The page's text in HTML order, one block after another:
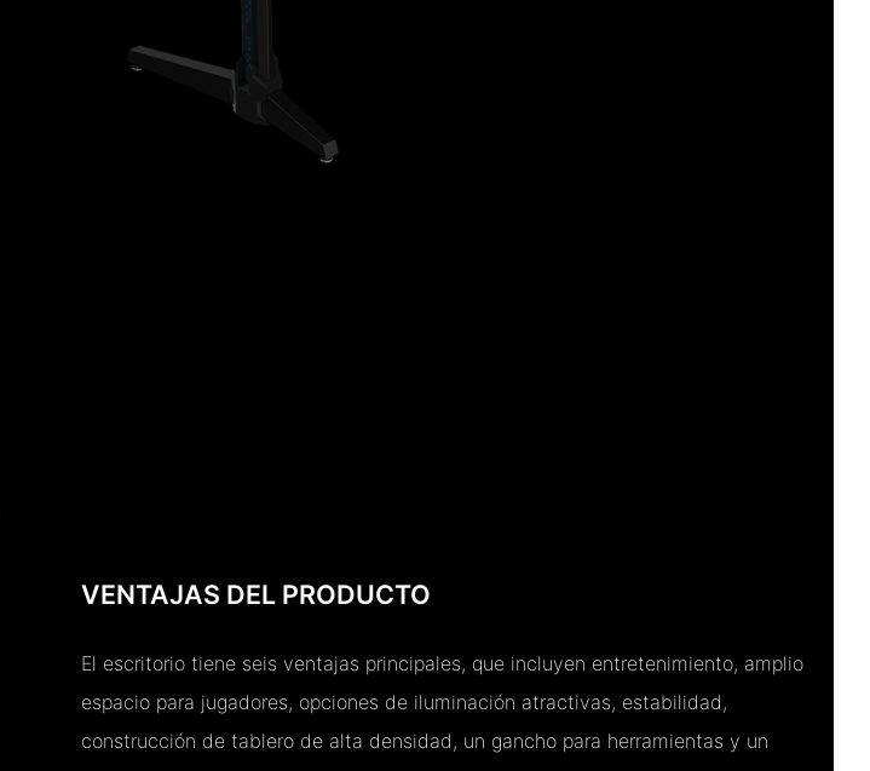
VENTAJAS DEL PRODUCTO
El escritorio tiene seis ventajas principales, que incluyen entretenimiento, amplio
espacio para jugadores, opciones de iluminación atractivas, estabilidad,
construcción de tablero de alta densidad, un gancho para herramientas y un